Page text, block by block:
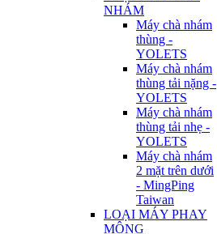
NHÁM
Máy chà nhám
thùng -
YOLETS
Máy chà nhám
thùng tải nặng -
YOLETS
Máy chà nhám
thùng tải nhẹ -
YOLETS
Máy chà nhám
2 mặt trên dưới
- MingPing
Taiwan
LOẠI MÁY PHAY
MỘNG